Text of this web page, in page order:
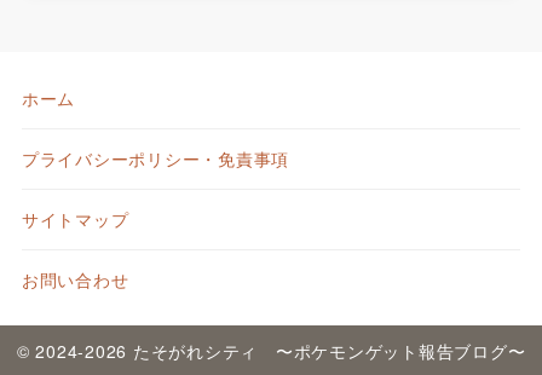
ホーム
プライバシーポリシー・免責事項
サイトマップ
お問い合わせ
© 2024-2026 たそがれシティ 〜ポケモンゲット報告ブログ〜